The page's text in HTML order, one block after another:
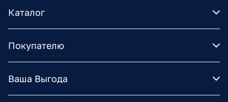
Каталог
Покупателю
Ваша Выгода